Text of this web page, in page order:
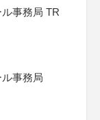
事務局 TR
事務局